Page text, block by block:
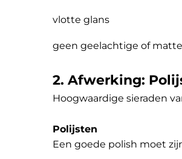
vlotte glans
geen geelachtige of
2. Afwerking:
Hoogwaardige sieraden
Polijsten
Een goede polish moet